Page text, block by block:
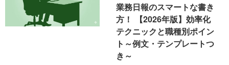
業務日報のスマートな書き
方！ 【2026年版】効率化
テクニックと職種別ポイン
ト～例文・テンプレートつ
き～